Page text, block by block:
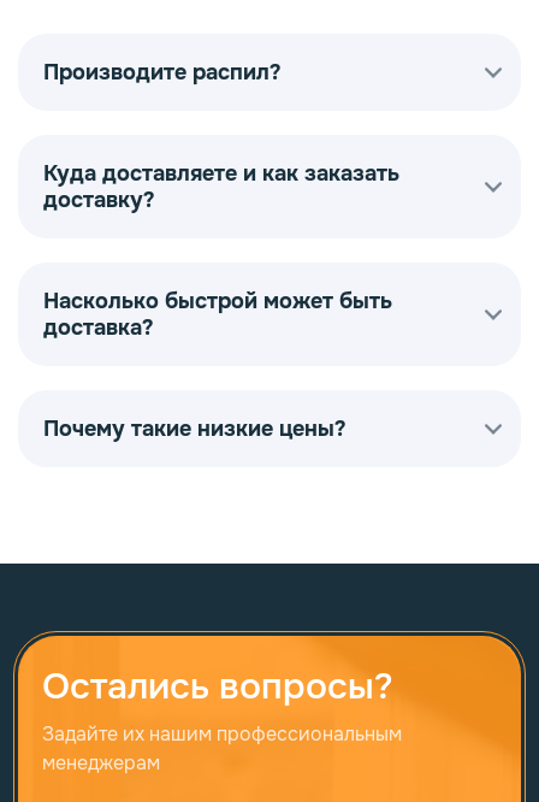
Производите распил?
Куда доставляете и как заказать
доставку?
Насколько быстрой может быть
доставка?
Почему такие низкие цены?
Остались вопросы?
Задайте их нашим профессиональным
менеджерам